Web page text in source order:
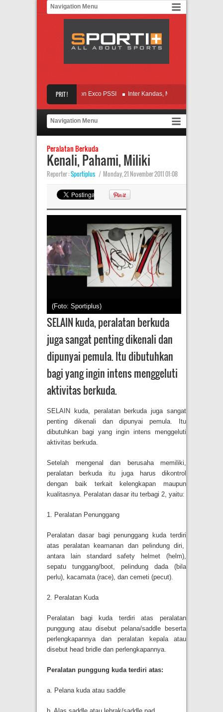
PRIT !
10, KBP Loloskan 7 Balon Exco PSSI Inter Kandas, Mancini Siap Terima
IFSL, Electric Hadirkan 2 Thailand Mbamba 2 Gol, Persebaya Gulung
Peralatan Berkuda
Kenali, Pahami, Miliki
Reporter :Sportiplus | Monday, 21 November 2011 01:08
(Foto: Sportiplus)
SELAIN kuda, peralatan berkuda
juga sangat penting dikenali dan
dipunyai pemula. Itu dibutuhkan
bagi yang ingin intens menggeluti
aktivitas berkuda.
SELAIN kuda, peralatan berkuda juga sangat
penting dikenali dan dipunyai pemula. Itu
dibutuhkan bagi yang ingin intens menggeluti
aktivitas berkuda.
Setelah mengenal dan berusaha memiliki,
peralatan berkuda itu juga harus dikontrol
dengan baik terkait kelengkapan maupun
kualitasnya. Peralatan dasar itu terbagi 2, yaitu:
1. Peralatan Penunggang
Peralatan dasar bagi penunggang kuda terdiri
atas peralatan keamanan dan pelindung diri,
antara lain standard safety helmet (helm),
sepatu tunggang/boot, pelindung dada (bila
perlu), kacamata (race), dan cemeti (pecut).
2. Peralatan Kuda
Peralatan bagi kuda terdiri atas peralatan
punggung atau disebut pelana/saddle beserta
perlengkapannya dan peralatan kepala atau
disebut head bridle dan perlengkapannya.
Peralatan punggung kuda terdiri atas:
a. Pelana kuda atau saddle